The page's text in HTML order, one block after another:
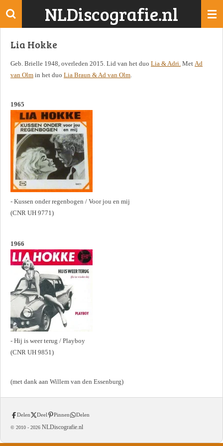
Ga
de
NLDiscografie.nl
Lia Hokke
Geb. Brielle 1948, overleden 2015. Lid van het duo Lia & Adri. Met Ad
van Olm in het duo Lia Braun & Ad van Olm.
1965
- Kussen onder regenbogen / Voor jou en mij
(CNR UH 9771)
1966
- Hij is weer terug / Playboy
(CNR UH 9851)
(met dank aan Willem van den Essenburg)
Delen Deel Pinnen Delen
© 2010 - 2026 NLDiscografie.nl